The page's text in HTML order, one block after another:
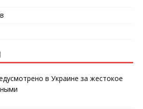
в Украине за жестокое